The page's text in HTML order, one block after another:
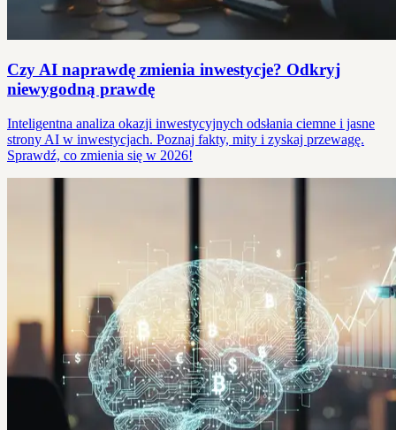
Czy AI naprawdę zmienia inwestycje? Odkryj
niewygodną prawdę
Inteligentna analiza okazji inwestycyjnych odsłania ciemne i jasne
strony AI w inwestycjach. Poznaj fakty, mity i zyskaj przewagę.
Sprawdź, co zmienia się w 2026!